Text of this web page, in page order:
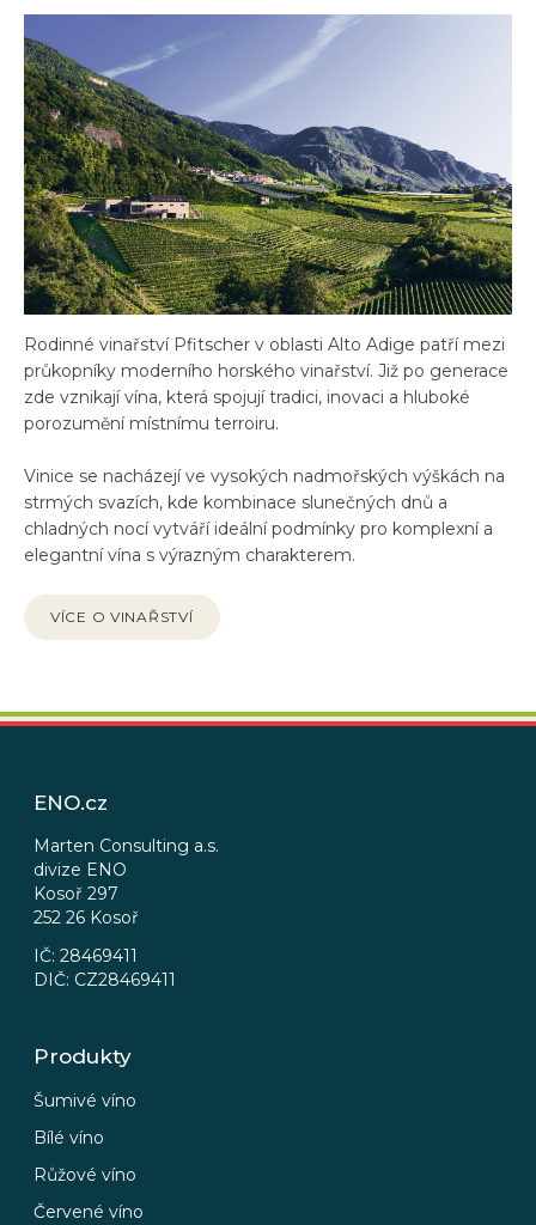
Rodinné vinařství Pfitscher v oblasti Alto Adige patří mezi
průkopníky moderního horského vinařství. Již po generace
zde vznikají vína, která spojují tradici, inovaci a hluboké
porozumění místnímu terroiru.
Vinice se nacházejí ve vysokých nadmořských výškách na
strmých svazích, kde kombinace slunečných dnů a
chladných nocí vytváří ideální podmínky pro komplexní a
elegantní vína s výrazným charakterem.
VÍCE O VINAŘSTVÍ
Z
ENO.cz
Marten Consulting a.s.
divize ENO
Kosoř 297
252 26 Kosoř
IČ: 28469411
DIČ: CZ28469411
Produkty
Šumivé víno
Bílé víno
Růžové víno
Červené víno